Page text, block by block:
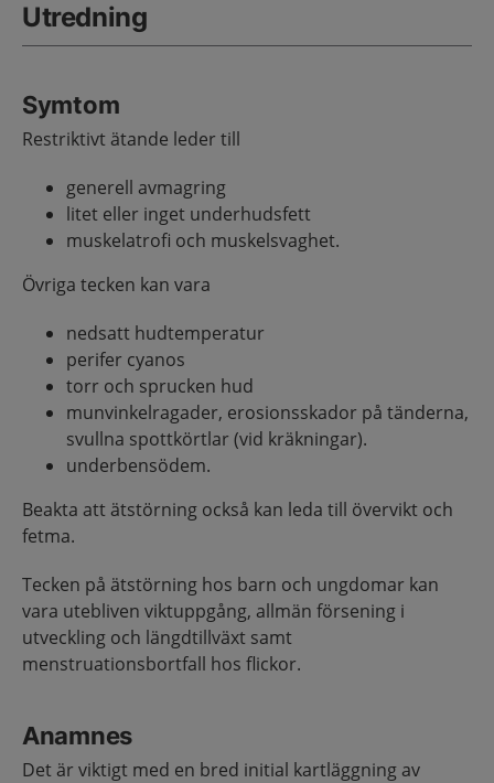
Utredning
Symtom
Restriktivt ätande leder till
generell avmagring
litet eller inget underhudsfett
muskelatrofi och muskelsvaghet.
Övriga tecken kan vara
nedsatt hudtemperatur
perifer cyanos
torr och sprucken hud
munvinkelragader, erosionsskador på tänderna,
svullna spottkörtlar (vid kräkningar).
underbensödem.
Beakta att ätstörning också kan leda till övervikt och
fetma.
Tecken på ätstörning hos barn och ungdomar kan
vara utebliven viktuppgång, allmän försening i
utveckling och längdtillväxt samt
menstruationsbortfall hos flickor.
Anamnes
Det är viktigt med en bred initial kartläggning av